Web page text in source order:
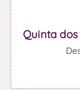
Quinta